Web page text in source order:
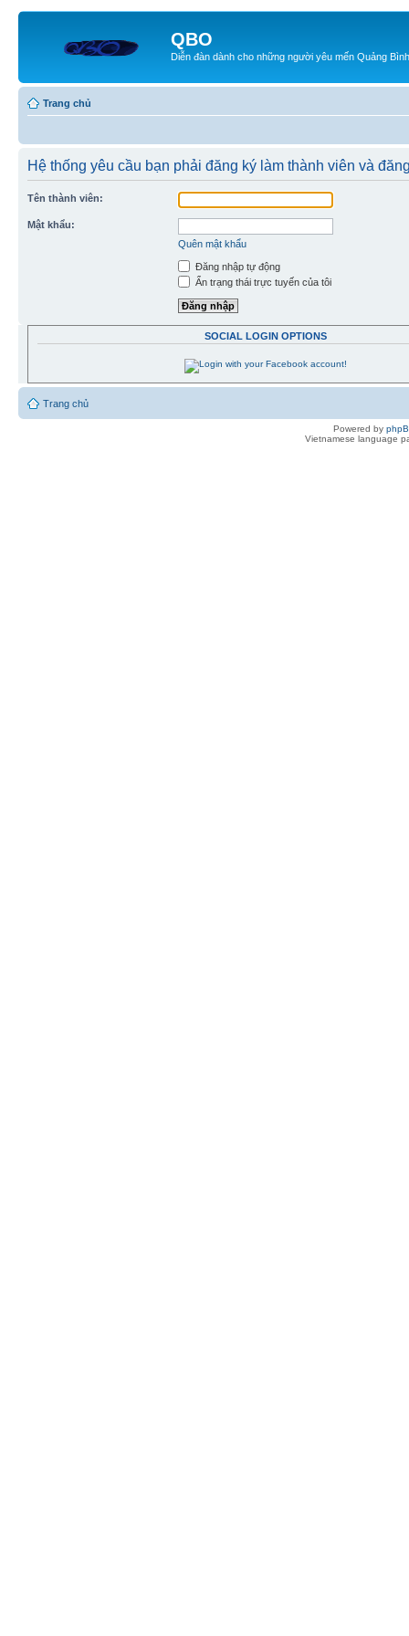
QBO
Diễn đàn dành cho những người yêu mến Quảng Bình
Trang chủ
Hệ thống yêu cầu bạn phải đăng ký làm thành viên và
Tên thành viên:
Mật khẩu:
Quên mật khẩu
Đăng nhập tự động
Ẩn trạng thái trực tuyến của tôi
SOCIAL LOGIN OPTIONS
Trang chủ
Powered by
Vietnamese language